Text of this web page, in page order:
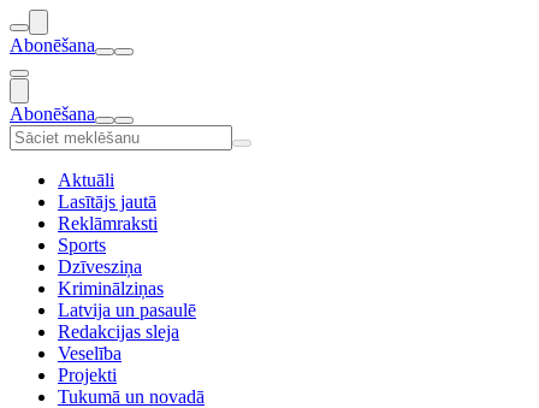
Abonēšana
Abonēšana
Aktuāli
Lasītājs jautā
Reklāmraksti
Sports
Dzīvesziņa
Kriminālziņas
Latvija un pasaulē
Redakcijas sleja
Veselība
Projekti
Tukumā un novadā